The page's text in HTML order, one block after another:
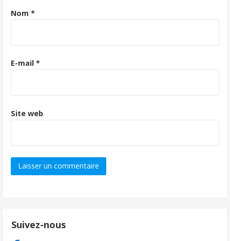
Nom *
E-mail *
Site web
Suivez-nous